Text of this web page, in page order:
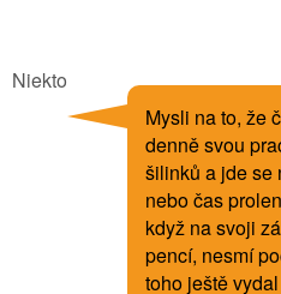
Niekto
Mysli na to, že
denně svou
šilinků a jde se
nebo čas
když na svoji
pencí, nesmí
toho ještě